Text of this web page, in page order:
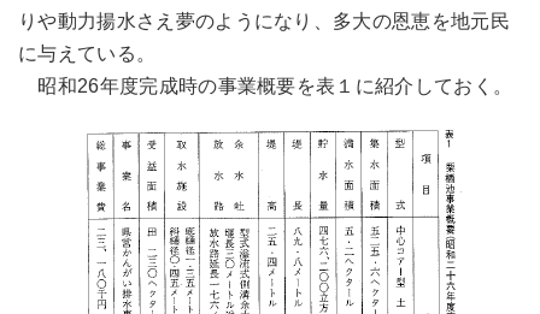
りや動力揚水さえ夢のようになり、多大の恩恵を地元民
に与えている。
昭和26年度完成時の事業概要を表１に紹介しておく。